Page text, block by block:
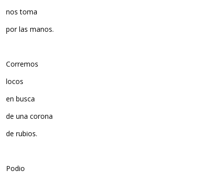
nos toma
por las manos.
Corremos
locos
en busca
de una corona
de rubios.
Podio